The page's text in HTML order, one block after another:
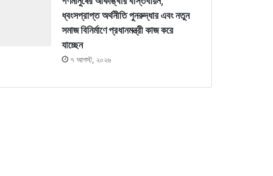
ধ্বংসপ্রাপ্ত অর্থনীতি পুনরুদ্ধার এবং নতুন
সমাজ বিনির্মাণে প্রধানমন্ত্রী কাজ করে
যাচ্ছেন
৭ আগস্ট, ২০২৬